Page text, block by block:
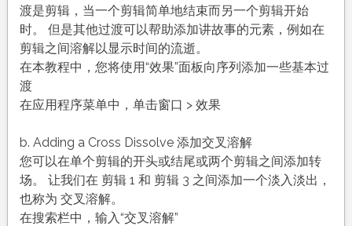
渡是剪辑，当一个剪辑简单地结束而另一个剪辑开始
时。 但是其他过渡可以帮助添加讲故事的元素，例如在
剪辑之间溶解以显示时间的流逝。
在本教程中，您将使用“效果”面板向序列添加一些基本过
渡
在应用程序菜单中，单击窗口 > 效果
b. Adding a Cross Dissolve 添加交叉溶解
您可以在单个剪辑的开头或结尾或两个剪辑之间添加转
场。 让我们在 剪辑 1 和 剪辑 3 之间添加一个淡入淡出，
也称为 交叉溶解。
在搜索栏中，输入“交叉溶解”